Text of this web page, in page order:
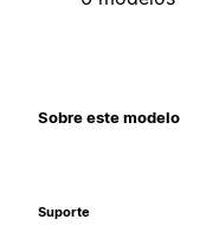
Sobre este modelo
Suporte